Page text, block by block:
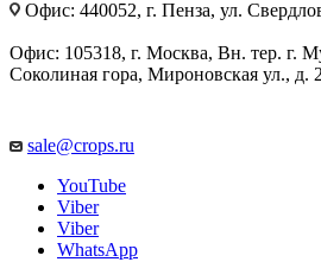
Офис: 440052, г. Пенза, ул.
Офис: 105318, г. Москва, Вн. тер. г.
Соколиная гора, Мироновская ул., д.
sale@crops.ru
YouTube
Viber
Viber
WhatsApp